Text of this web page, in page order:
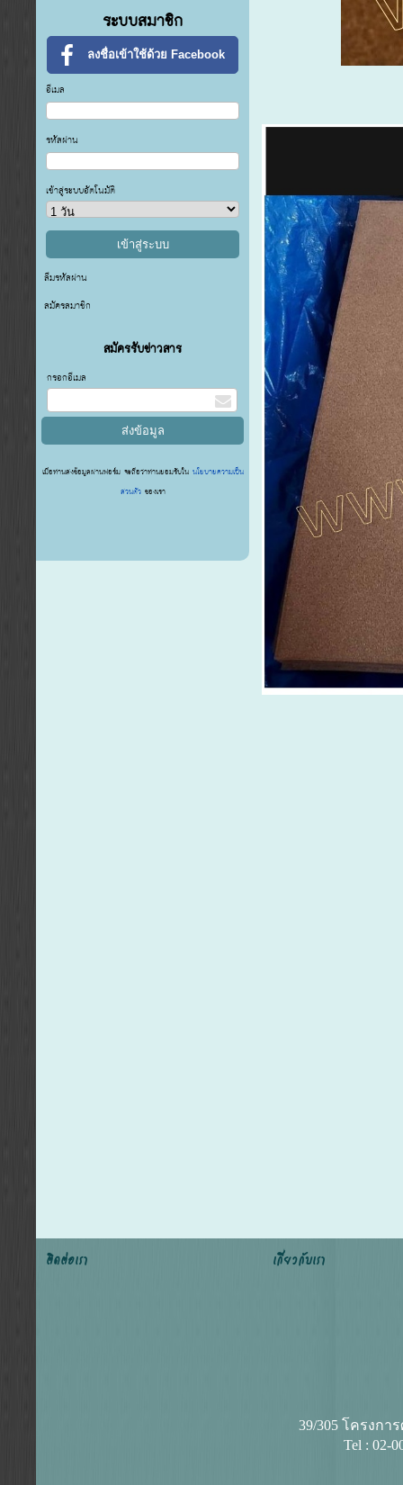
ระบบสมาชิก
ลงชื่อเข้าใช้ด้วย Facebook
อีเมล
รหัสผ่าน
เข้าสู่ระบบอัตโนมัติ
ลืมรหัสผ่าน
สมัครสมาชิก
สมัครรับข่าวสาร
กรอกอีเมล
เมื่อท่านส่งข้อมูลผ่านฟอร์ม จะถือว่าท่านยอมรับในนโยบายความเป็น
ส่วนตัว ของเรา
ติดต่อเรา เกี่ยวกับเรา
39/305 โครงก
Tel : 02-